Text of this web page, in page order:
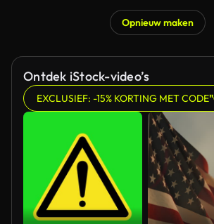
Opnieuw maken
Ontdek iStock-video’s
EXCLUSIEF: -15% KORTING MET CODE